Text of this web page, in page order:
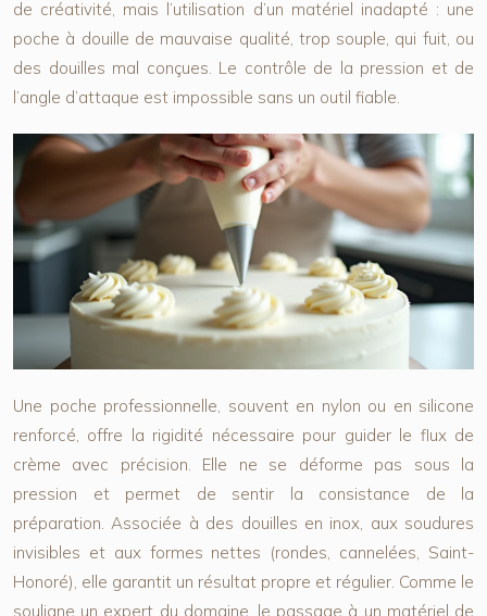
de créativité, mais l’utilisation d’un matériel inadapté : une
poche à douille de mauvaise qualité, trop souple, qui fuit, ou
des douilles mal conçues. Le contrôle de la pression et de
l’angle d’attaque est impossible sans un outil fiable.
Une poche professionnelle, souvent en nylon ou en silicone
renforcé, offre la rigidité nécessaire pour guider le flux de
crème avec précision. Elle ne se déforme pas sous la
pression et permet de sentir la consistance de la
préparation. Associée à des douilles en inox, aux soudures
invisibles et aux formes nettes (rondes, cannelées, Saint-
Honoré), elle garantit un résultat propre et régulier. Comme le
souligne un expert du domaine, le passage à un matériel de